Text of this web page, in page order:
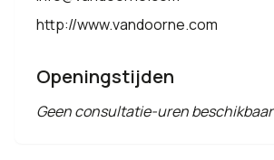
http://www.vandoorne.com
Openingstijden
Geen consultatie-uren beschikbaar